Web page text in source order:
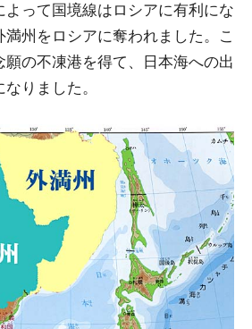
よって国境線はロシアに有利にな
州をロシアに奪われました。こ
願の不凍港を得て、日本海への出
りました。